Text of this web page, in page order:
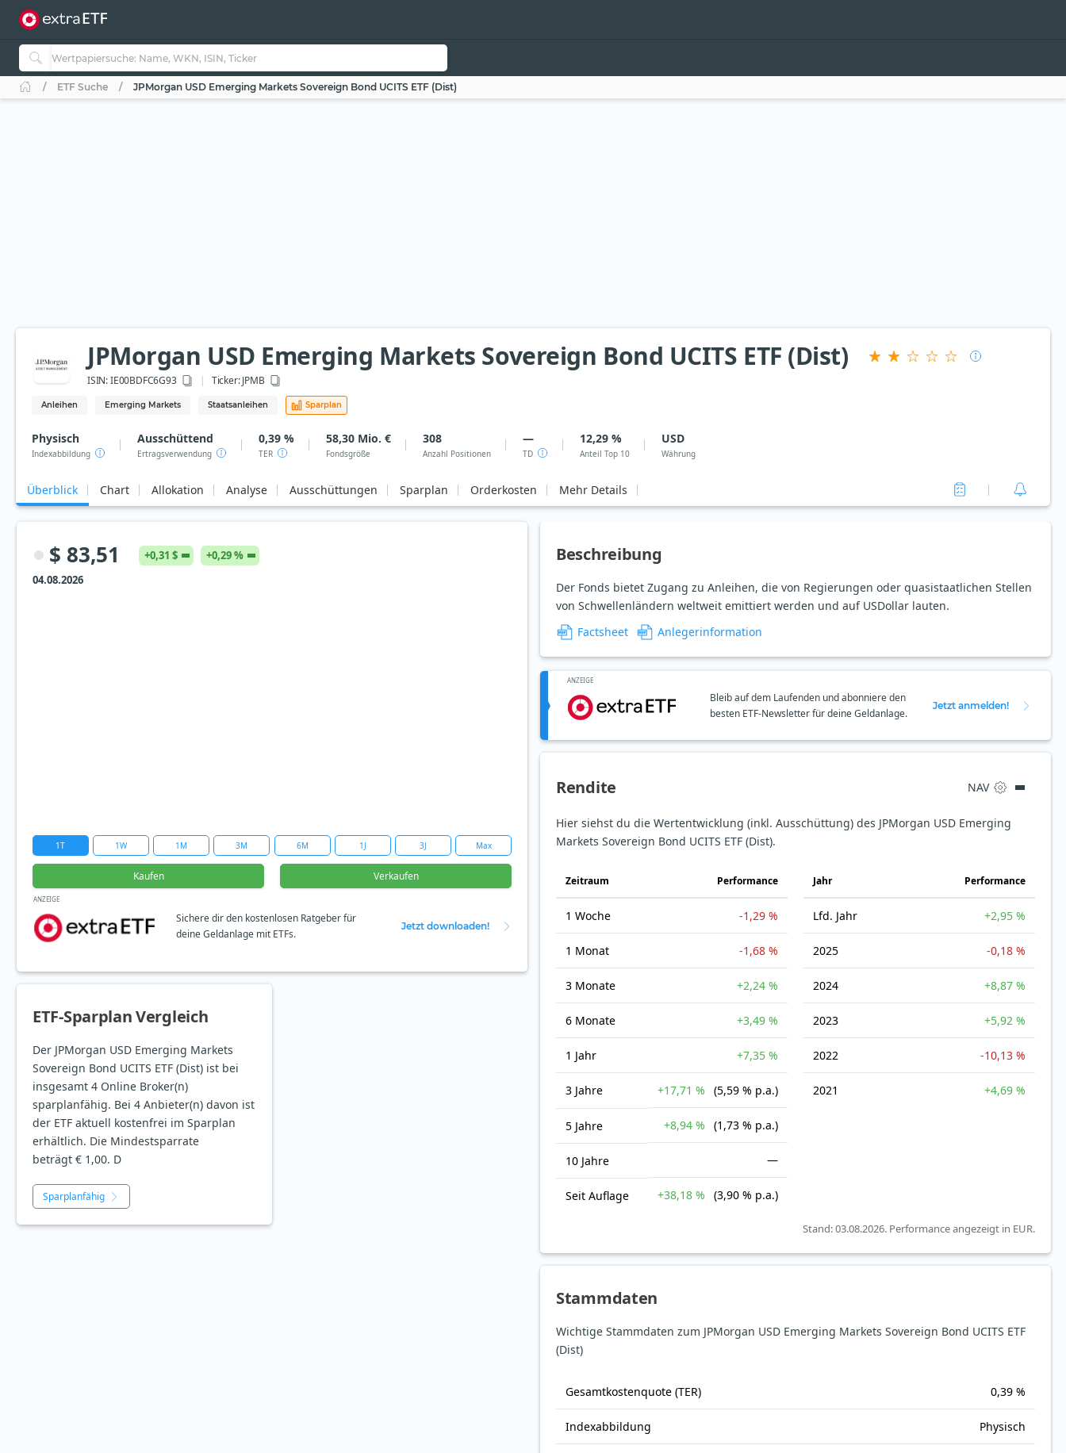
ETF Suche JPMorgan USD Emerging Markets Sovereign Bond UCITS ETF (Dist)
JPMorgan USD Emerging Markets Sovereign Bond UCITS ETF (Dist)
ISIN:IE00BDFC6G93 Ticker:JPMB
Anleihen Emerging Markets Staatsanleihen Sparplan
Physisch
Indexabbildung
Ausschüttend
Ertragsverwendung
0,39 %
TER
58,30 Mio. €
Fondsgröße
308
Anzahl Positionen
—
TD
12,29 %
Anteil Top 10
USD
Währung
Überblick Chart Allokation Analyse Ausschüttungen Sparplan Orderkosten Mehr Details
$ 83,51 +0,31 $
+0,29 %
04.08.2026
1T 1W 1M 3M 6M 1J 3J Max
Kaufen Verkaufen
ANZEIGE
Sichere dir den kostenlosen Ratgeber für
deine Geldanlage mit ETFs.
Jetzt downloaden!
ETF-Sparplan Vergleich
Der JPMorgan USD Emerging Markets
Sovereign Bond UCITS ETF (Dist) ist bei
insgesamt 4 Online Broker(n)
sparplanfähig. Bei 4 Anbieter(n) davon ist
der ETF aktuell kostenfrei im Sparplan
erhältlich. Die Mindestsparrate
beträgt € 1,00. D
Sparplanfähig
Beschreibung
Der Fonds bietet Zugang zu Anleihen, die von Regierungen oder quasi­staatlichen Stellen
von Schwellenländern weltweit emittiert werden und auf US­Dollar lauten.
Factsheet
Anlegerinformation
ANZEIGE
Bleib auf dem Laufenden und abonniere den
besten ETF-Newsletter für deine Geldanlage.
Jetzt anmelden!
Rendite NAV
Hier siehst du die Wertentwicklung (inkl. Ausschüttung) des JPMorgan USD Emerging
Markets Sovereign Bond UCITS ETF (Dist).
Zeit­raum Perfor­mance
1 Woche -1,29 %
1 Monat -1,68 %
3 Monate +2,24 %
6 Monate +3,49 %
1 Jahr +7,35 %
3 Jahre +17,71 % (5,59 % p.a.)
5 Jahre +8,94 % (1,73 % p.a.)
10 Jahre —
Seit Auflage +38,18 % (3,90 % p.a.)
Jahr Perfor­mance
Lfd. Jahr +2,95 %
2025 -0,18 %
2024 +8,87 %
2023 +5,92 %
2022 -10,13 %
2021 +4,69 %
Stand: 03.08.2026. Performance angezeigt in EUR.
Stammdaten
Wichtige Stammdaten zum JPMorgan USD Emerging Markets Sovereign Bond UCITS ETF
(Dist)
Gesamt­kosten­quote (TER) 0,39 %
Index­abbildung Physisch